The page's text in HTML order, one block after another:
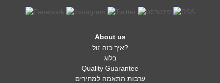
About us
איך כזה זול?
בלוג
Quality Guarantee
ערבות התאמה למחירים